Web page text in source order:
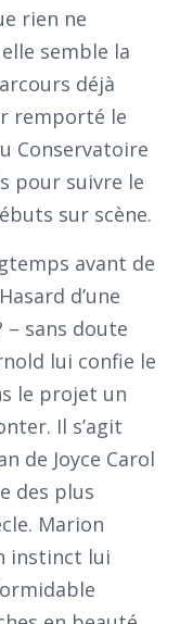
rien ne
semble la
déjà
remporté le
Conservatoire
pour suivre le
sur scène.
avant de
d’une
– sans doute
lui confie le
le projet un
Il s’agit
de Joyce Carol
des plus
Marion
instinct lui